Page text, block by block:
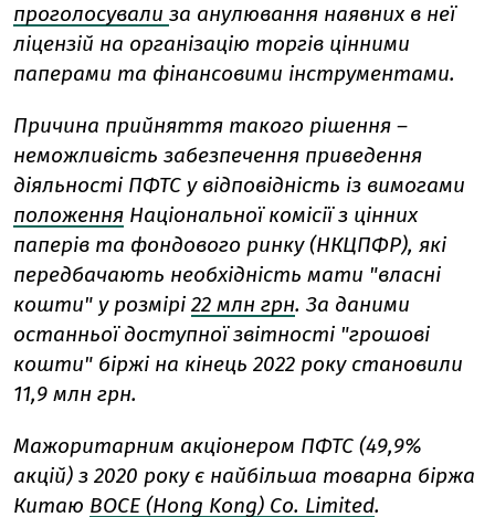
проголосували за анулювання наявних в неї
ліцензій на організацію торгів цінними
паперами та фінансовими інструментами.
Причина прийняття такого рішення –
неможливість забезпечення приведення
діяльності ПФТС у відповідність із вимогами
положення Національної комісії з цінних
паперів та фондового ринку (НКЦПФР), які
передбачають необхідність мати "власні
кошти" у розмірі 22 млн грн. За даними
останньої доступної звітності "грошові
кошти" біржі на кінець 2022 року становили
11,9 млн грн.
Мажоритарним акціонером ПФТС (49,9%
акцій) з 2020 року є найбільша товарна біржа
Китаю BOCE (Hong Kong) Co. Limited.